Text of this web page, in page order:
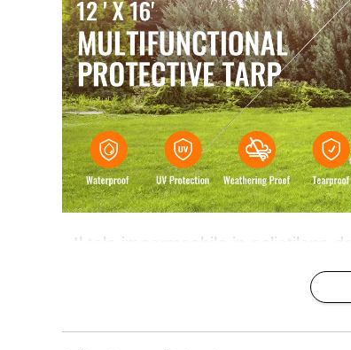
Prestazioni impermeabili >
Il telo impermeabile in polietilene
tuoi oggetti in qualsiasi
facile da fissare, il che lo